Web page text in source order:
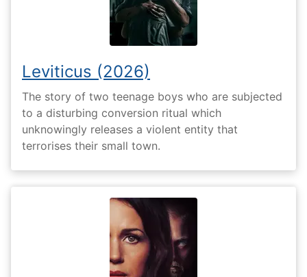
Leviticus (2026)
The story of two teenage boys who are subjected
to a disturbing conversion ritual which
unknowingly releases a violent entity that
terrorises their small town.